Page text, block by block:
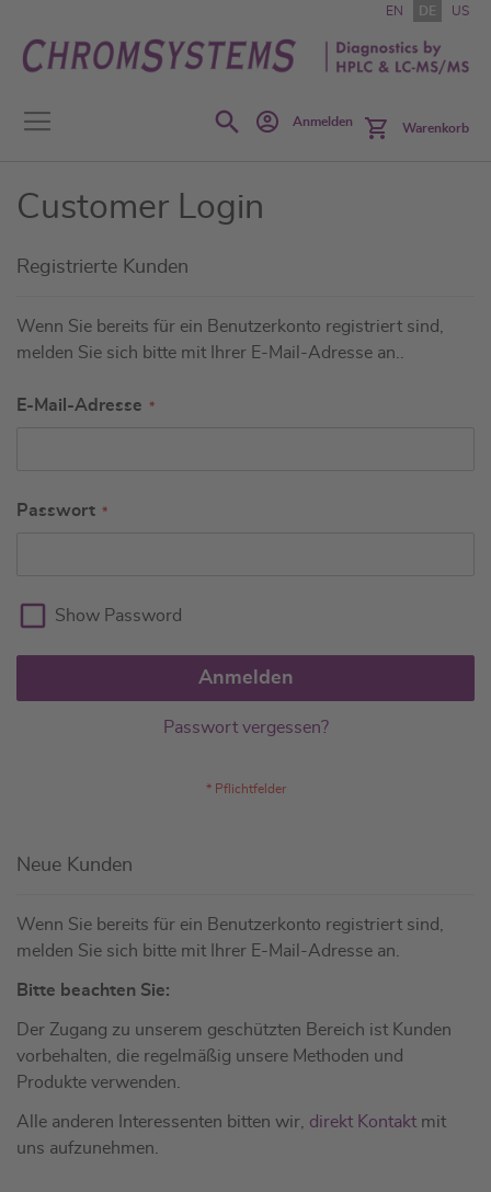
Inhalt
springen
EN DE US
SearchAnmelden Warenkorb
Customer Login
Registrierte Kunden
Wenn Sie bereits für ein Benutzerkonto registriert sind,
melden Sie sich bitte mit Ihrer E-Mail-Adresse an..
E-Mail-Adresse
Passwort
Show Password
Anmelden
Passwort vergessen?
Neue Kunden
Wenn Sie bereits für ein Benutzerkonto registriert sind,
melden Sie sich bitte mit Ihrer E-Mail-Adresse an.
Bitte beachten Sie:
Der Zugang zu unserem geschützten Bereich ist Kunden
vorbehalten, die regelmäßig unsere Methoden und
Produkte verwenden.
Alle anderen Interessenten bitten wir, direkt Kontakt mit
uns aufzunehmen.